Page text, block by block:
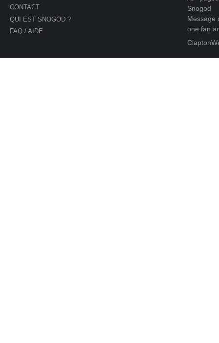
CONTACT
QUI EST SNOGOD ?
FAQ / AIDE
Snogod
Message
one fan